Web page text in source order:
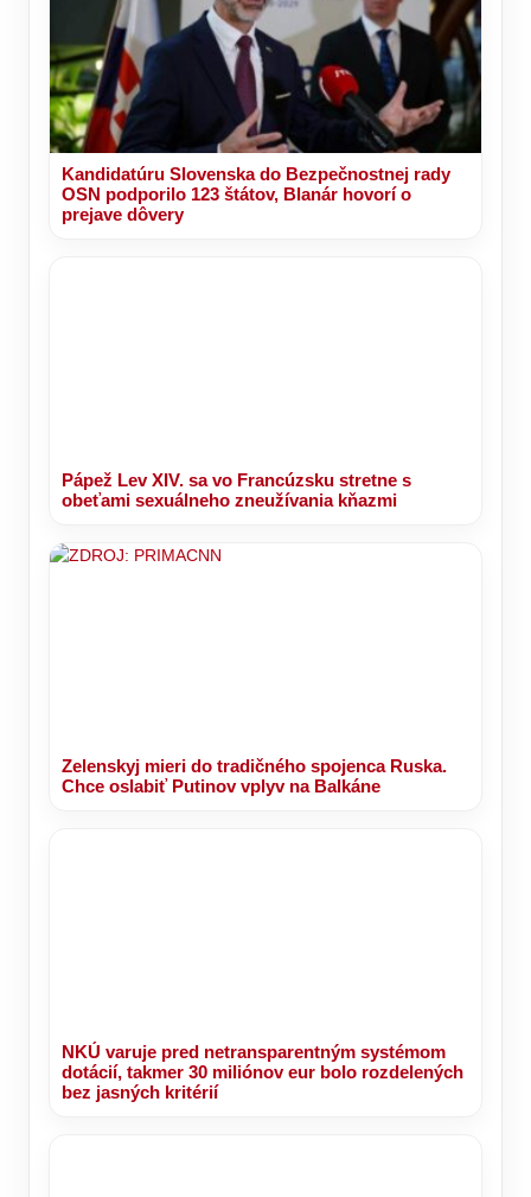
Kandidatúru Slovenska do Bezpečnostnej rady
OSN podporilo 123 štátov, Blanár hovorí o
prejave dôvery
Pápež Lev XIV. sa vo Francúzsku stretne s
obeťami sexuálneho zneužívania kňazmi
Zelenskyj mieri do tradičného spojenca Ruska.
Chce oslabiť Putinov vplyv na Balkáne
NKÚ varuje pred netransparentným systémom
dotácií, takmer 30 miliónov eur bolo rozdelených
bez jasných kritérií